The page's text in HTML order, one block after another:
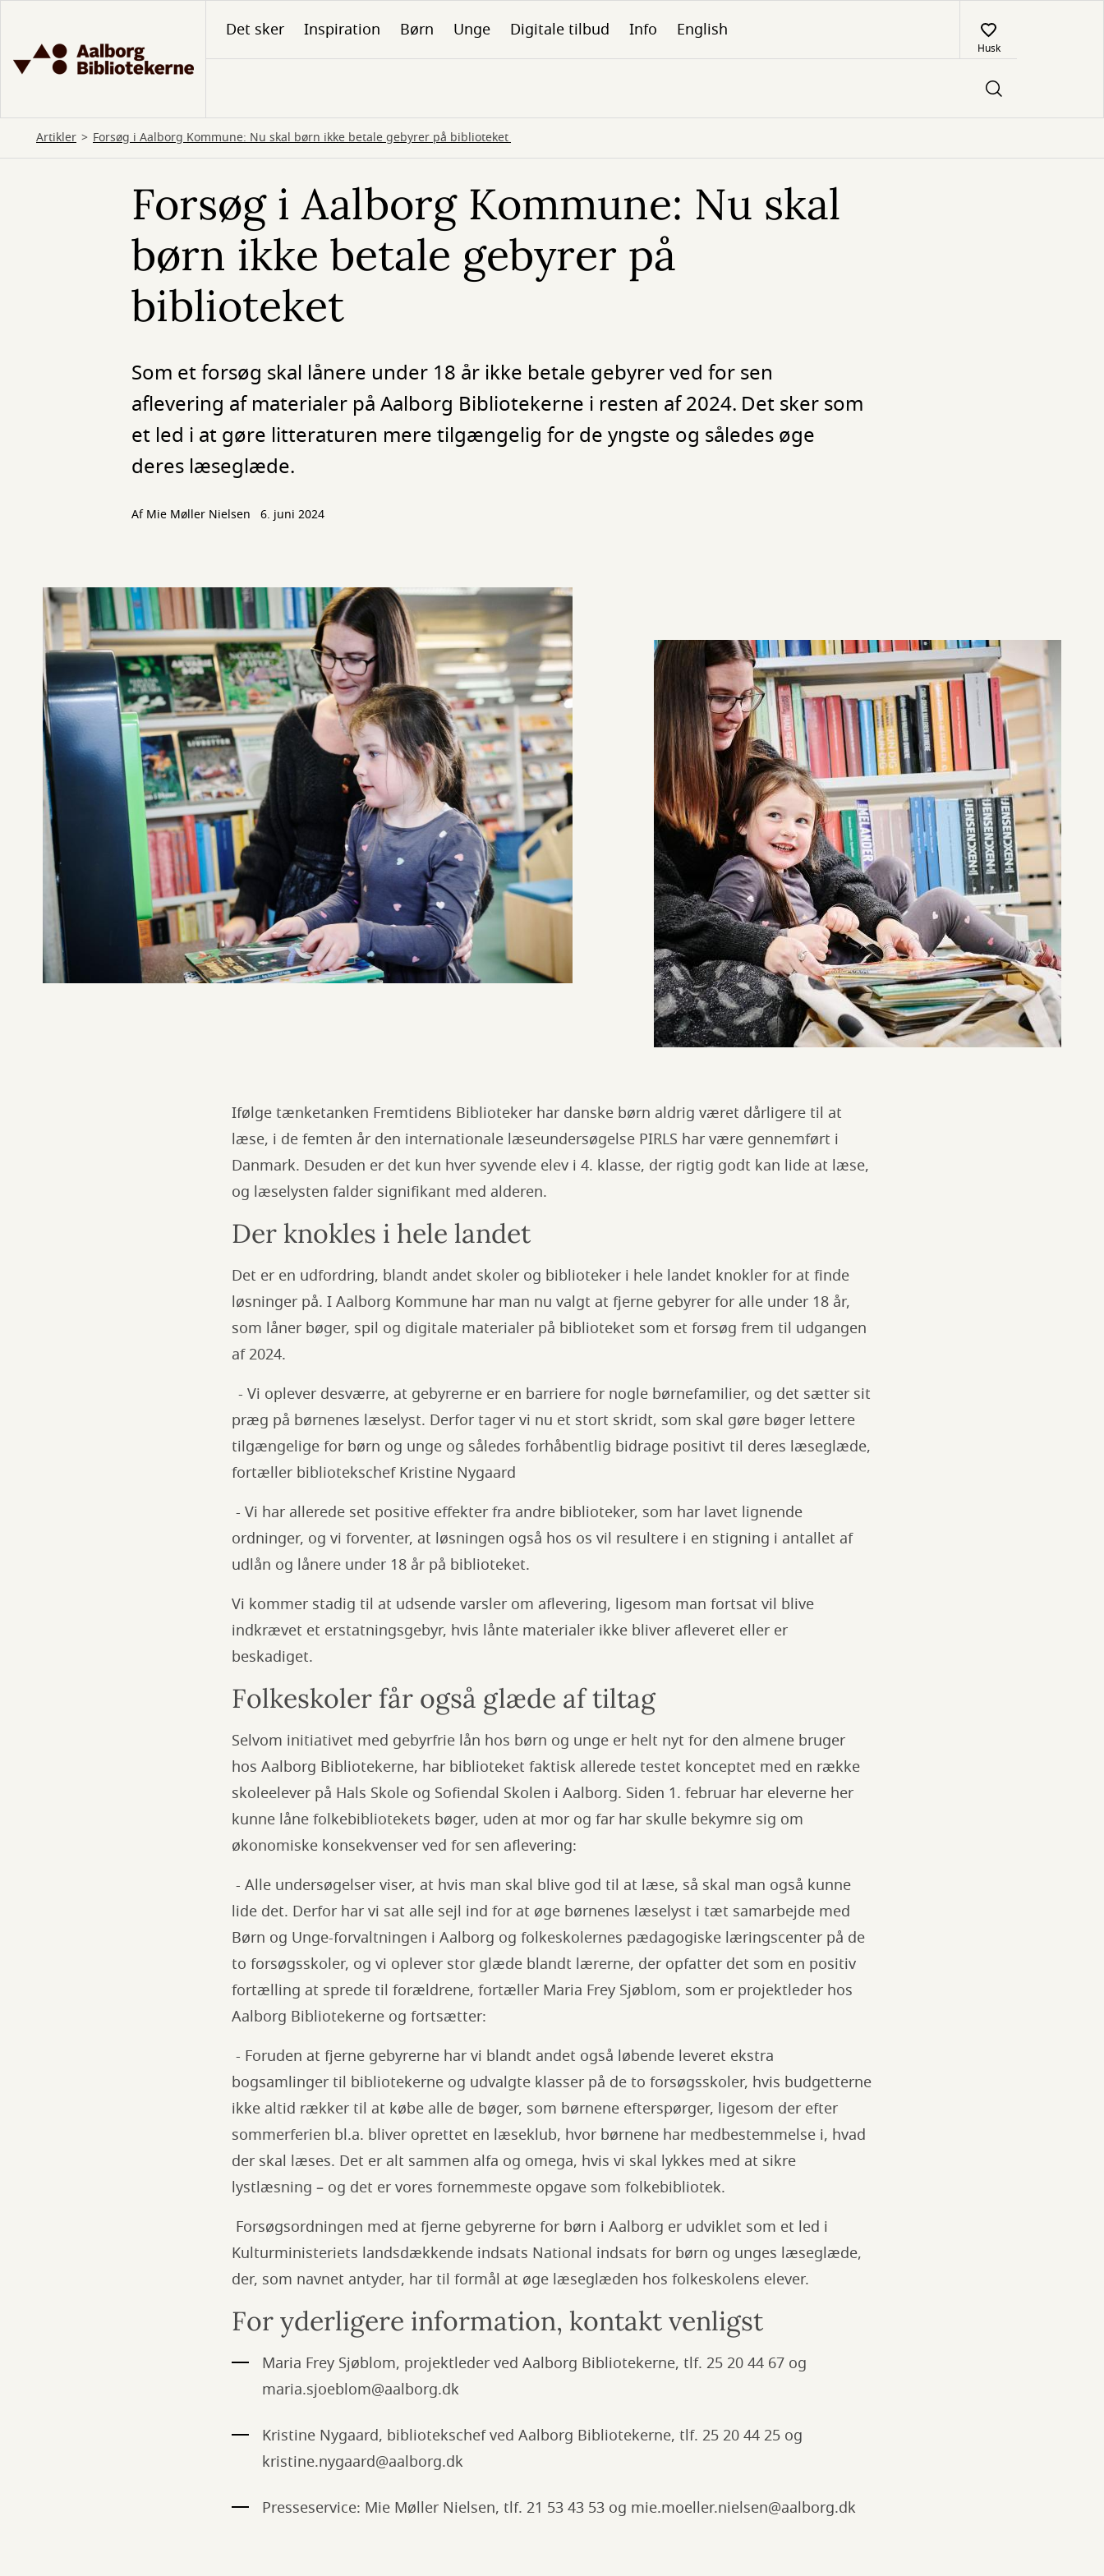
hovedindhold
Det sker Inspiration Børn Unge Digitale tilbud Info English
Husk
Artikler Forsøg i Aalborg Kommune: Nu skal børn ikke betale gebyrer på biblioteket
Forsøg i Aalborg Kommune: Nu skal
børn ikke betale gebyrer på
biblioteket
Som et forsøg skal lånere under 18 år ikke betale gebyrer ved for sen
aflevering af materialer på Aalborg Bibliotekerne i resten af 2024. Det sker som
et led i at gøre litteraturen mere tilgængelig for de yngste og således øge
deres læseglæde.
AfMie Møller Nielsen 6. juni 2024
Ifølge tænketanken Fremtidens Biblioteker har danske børn aldrig været dårligere til at
læse, i de femten år den internationale læseundersøgelse PIRLS har være gennemført i
Danmark. Desuden er det kun hver syvende elev i 4. klasse, der rigtig godt kan lide at læse,
og læselysten falder signifikant med alderen.
Der knokles i hele landet
Det er en udfordring, blandt andet skoler og biblioteker i hele landet knokler for at finde
løsninger på. I Aalborg Kommune har man nu valgt at fjerne gebyrer for alle under 18 år,
som låner bøger, spil og digitale materialer på biblioteket som et forsøg frem til udgangen
af 2024.
- Vi oplever desværre, at gebyrerne er en barriere for nogle børnefamilier, og det sætter sit
præg på børnenes læselyst. Derfor tager vi nu et stort skridt, som skal gøre bøger lettere
tilgængelige for børn og unge og således forhåbentlig bidrage positivt til deres læseglæde,
fortæller bibliotekschef Kristine Nygaard
- Vi har allerede set positive effekter fra andre biblioteker, som har lavet lignende
ordninger, og vi forventer, at løsningen også hos os vil resultere i en stigning i antallet af
udlån og lånere under 18 år på biblioteket.
Vi kommer stadig til at udsende varsler om aflevering, ligesom man fortsat vil blive
indkrævet et erstatningsgebyr, hvis lånte materialer ikke bliver afleveret eller er
beskadiget.
Folkeskoler får også glæde af tiltag
Selvom initiativet med gebyrfrie lån hos børn og unge er helt nyt for den almene bruger
hos Aalborg Bibliotekerne, har biblioteket faktisk allerede testet konceptet med en række
skoleelever på Hals Skole og Sofiendal Skolen i Aalborg. Siden 1. februar har eleverne her
kunne låne folkebibliotekets bøger, uden at mor og far har skulle bekymre sig om
økonomiske konsekvenser ved for sen aflevering:
- Alle undersøgelser viser, at hvis man skal blive god til at læse, så skal man også kunne
lide det. Derfor har vi sat alle sejl ind for at øge børnenes læselyst i tæt samarbejde med
Børn og Unge-forvaltningen i Aalborg og folkeskolernes pædagogiske læringscenter på de
to forsøgsskoler, og vi oplever stor glæde blandt lærerne, der opfatter det som en positiv
fortælling at sprede til forældrene, fortæller Maria Frey Sjøblom, som er projektleder hos
Aalborg Bibliotekerne og fortsætter:
- Foruden at fjerne gebyrerne har vi blandt andet også løbende leveret ekstra
bogsamlinger til bibliotekerne og udvalgte klasser på de to forsøgsskoler, hvis budgetterne
ikke altid rækker til at købe alle de bøger, som børnene efterspørger, ligesom der efter
sommerferien bl.a. bliver oprettet en læseklub, hvor børnene har medbestemmelse i, hvad
der skal læses. Det er alt sammen alfa og omega, hvis vi skal lykkes med at sikre
lystlæsning – og det er vores fornemmeste opgave som folkebibliotek.
Forsøgsordningen med at fjerne gebyrerne for børn i Aalborg er udviklet som et led i
Kulturministeriets landsdækkende indsats National indsats for børn og unges læseglæde,
der, som navnet antyder, har til formål at øge læseglæden hos folkeskolens elever.
For yderligere information, kontakt venligst
Maria Frey Sjøblom, projektleder ved Aalborg Bibliotekerne, tlf. 25 20 44 67 og
maria.sjoeblom@aalborg.dk
Kristine Nygaard, bibliotekschef ved Aalborg Bibliotekerne, tlf. 25 20 44 25 og
kristine.nygaard@aalborg.dk
Presseservice: Mie Møller Nielsen, tlf. 21 53 43 53 og mie.moeller.nielsen@aalborg.dk